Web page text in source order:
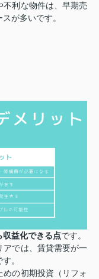
利な物件は、早期売
が多いです。
収益化できる点です。
アでは、賃貸需要が一
。
の初期投資（リフォ